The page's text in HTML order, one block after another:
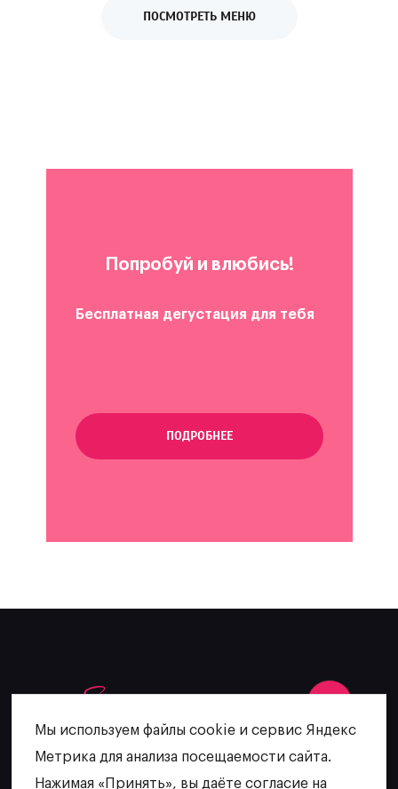
ПОСМОТРЕТЬ МЕНЮ
Попробуй и влюбись!
Бесплатная дегустация для тебя
ПОДРОБНЕЕ
Мы используем файлы cookie и сервис Яндекс
Метрика для анализа посещаемости сайта.
Нажимая «Принять», вы даёте согласие на